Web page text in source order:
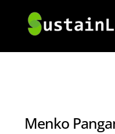
content
Menko